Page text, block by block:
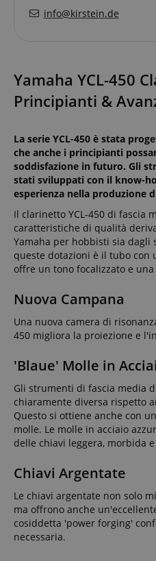
info@kirstein.de
Yamaha YCL-450
Principianti &
La serie YCL-450 è stata
che anche i principianti
soddisfazione in futuro. Gli
stati sviluppati con il know-
esperienza nella produzione
Il clarinetto YCL-450 di fascia
caratteristiche di qualità
Yamaha per hobbisti sia dagli
queste dotazioni è il tubo con
offre un tono focalizzato e
Nuova Campana
Una nuova camera di
450 migliora la proiezione e
'Blaue' Molle in
Gli strumenti di fascia media
chiaramente diversa rispetto
Questo si ottiene anche con
molle. Le molle in acciaio
delle chiavi leggera, morbida
Chiavi Argentate
Le chiavi argentate non solo
ma offrono anche
cosiddetta 'power forging'
necessaria.